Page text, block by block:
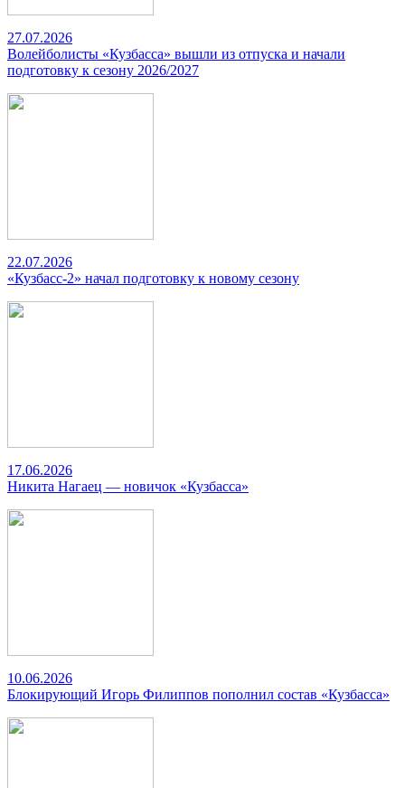
27.07.2026
Волейболисты «Кузбасса» вышли из отпуска и начали
подготовку к сезону 2026/2027
22.07.2026
«Кузбасс-2» начал подготовку к новому сезону
17.06.2026
Никита Нагаец — новичок «Кузбасса»
10.06.2026
Блокирующий Игорь Филиппов пополнил состав «Кузбасса»